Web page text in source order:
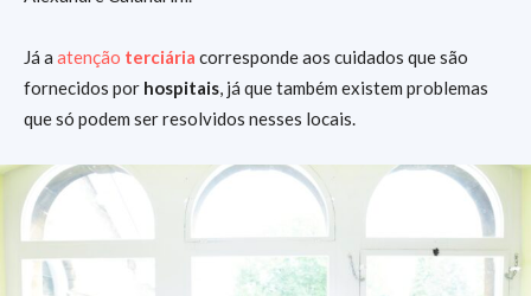
Já a atenção terciária corresponde aos cuidados que são
fornecidos por hospitais, já que também existem problemas
que só podem ser resolvidos nesses locais.